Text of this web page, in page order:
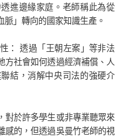
進邊緣家庭。老師稱此為從
脈」轉向的國家知識生產。
透過「王朝左案」等非法
方社會如何透過經濟補償、人
結，消解中央司法的強硬介
於許多學生或非專業聽眾來
感的，但透過吳曼竹老師的視